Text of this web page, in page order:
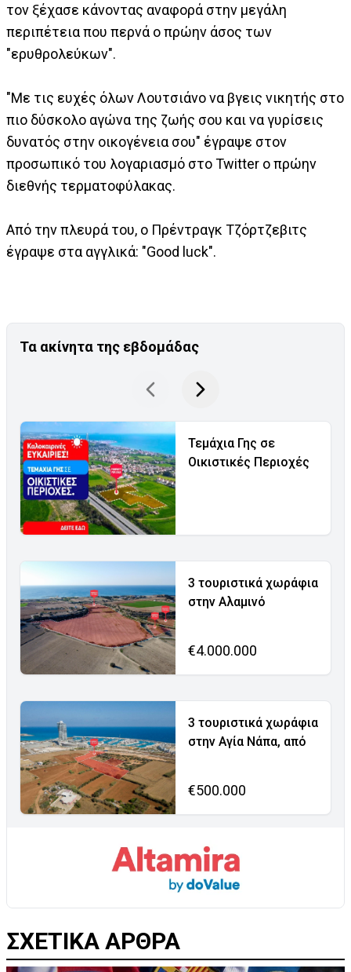
τον ξέχασε κάνοντας αναφορά στην μεγάλη
περιπέτεια που περνά ο πρώην άσος των
"ερυθρολεύκων".
"Με τις ευχές όλων Λουτσιάνο να βγεις νικητής στο
πιο δύσκολο αγώνα της ζωής σου και να γυρίσεις
δυνατός στην οικογένεια σου" έγραψε στον
προσωπικό του λογαριασμό στο Twitter ο πρώην
διεθνής τερματοφύλακας.
Από την πλευρά του, ο Πρέντραγκ Τζόρτζεβιτς
έγραψε στα αγγλικά: "Good luck".
Τα ακίνητα της εβδομάδας
Τεμάχια Γης σε
Οικιστικές Περιοχές
3 τουριστικά χωράφια
στην Αλαμινό
€4.000.000
3 τουριστικά χωράφια
στην Αγία Νάπα, από
€500.000
ΣΧΕΤΙΚΑ ΑΡΘΡΑ